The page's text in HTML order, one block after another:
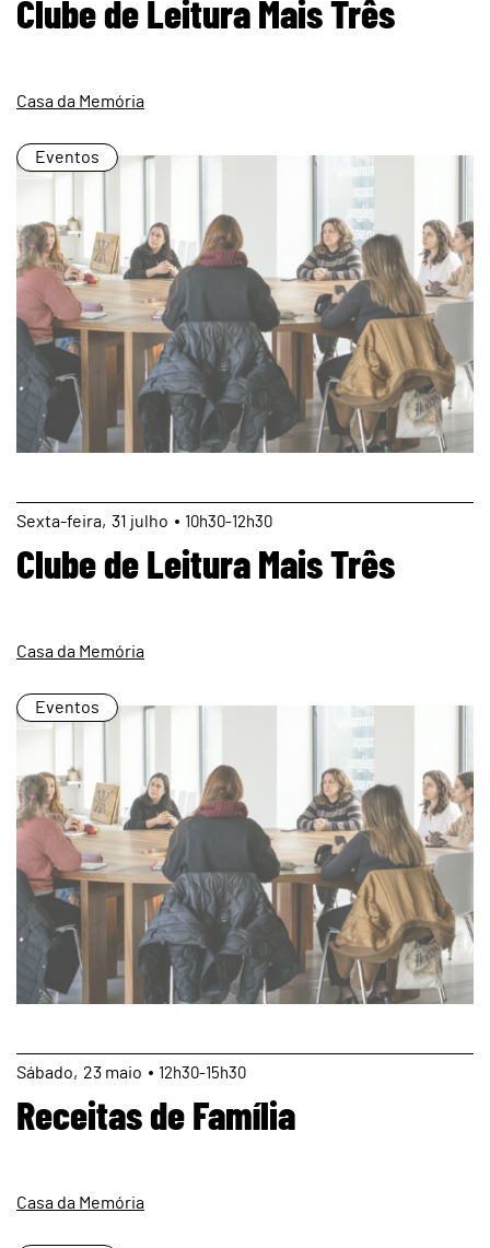
Clube de Leitura Mais Três
Casa da Memória
Eventos
page
31 julho
Sexta 10h30-12h30
Clube de Leitura Mais Três
Casa da Memória
Eventos
page
23 maio
Sábado 12h30-15h30
Receitas de Família
Casa da Memória